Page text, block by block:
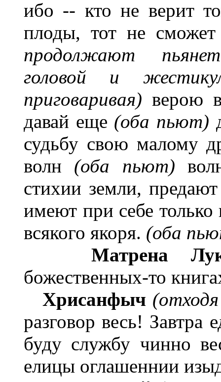
ибо -- кто не верит
плоды, тот не
продолжают
головой и
приговаривая) верою
давай еще (оба пьют)
судьбу свою малому
волн (оба пьют)
стихии земли,
имеют при себе только
всякого якоря. (оба
Матрена
божественных-то
Хрисанфыч
разговор весь! Завтра
буду службу чинно
елицы оглашеннии